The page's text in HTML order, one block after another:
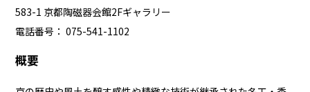
583-1 京都陶磁器会館2Fギャラリー
電話番号： 075-541-1102
概要